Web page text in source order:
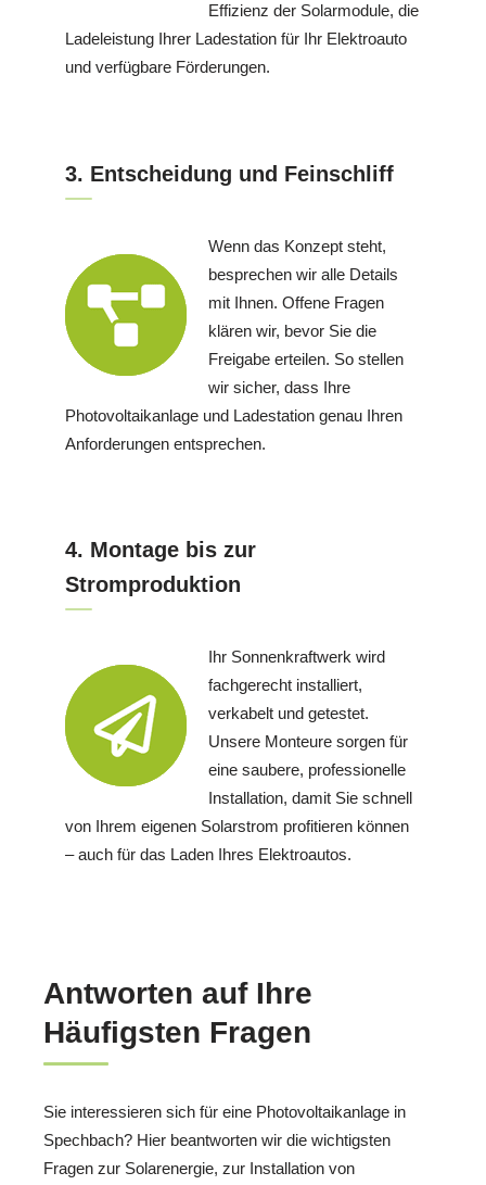
Effizienz der Solarmodule, die
Ladeleistung Ihrer Ladestation für Ihr Elektroauto
und verfügbare Förderungen.
3. Entscheidung und Feinschliff
Wenn das Konzept steht,
besprechen wir alle Details
mit Ihnen. Offene Fragen
klären wir, bevor Sie die
Freigabe erteilen. So stellen
wir sicher, dass Ihre
Photovoltaikanlage und Ladestation genau Ihren
Anforderungen entsprechen.
4. Montage bis zur
Stromproduktion
Ihr Sonnenkraftwerk wird
fachgerecht installiert,
verkabelt und getestet.
Unsere Monteure sorgen für
eine saubere, professionelle
Installation, damit Sie schnell
von Ihrem eigenen Solarstrom profitieren können
– auch für das Laden Ihres Elektroautos.
Antworten auf Ihre
Häufigsten Fragen
Sie interessieren sich für eine Photovoltaikanlage in
Spechbach? Hier beantworten wir die wichtigsten
Fragen zur Solarenergie, zur Installation von